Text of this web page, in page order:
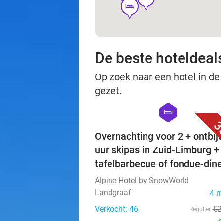
hotel
De beste
Op zoek naar een hotel in
gezet.
hexagon
hotel
Overnachting voor 2 +
uur skipas in Zuid-Limburg +
tafelbarbecue of fondue-
Alpine Hotel by SnowWorld
Landgraaf 4
Verkocht: 46 Regulier